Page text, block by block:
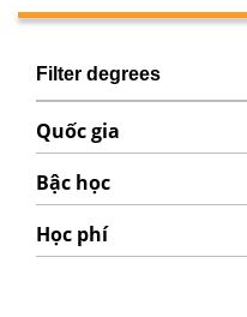
Filter degrees
Quốc gia
Bậc học
Học phí